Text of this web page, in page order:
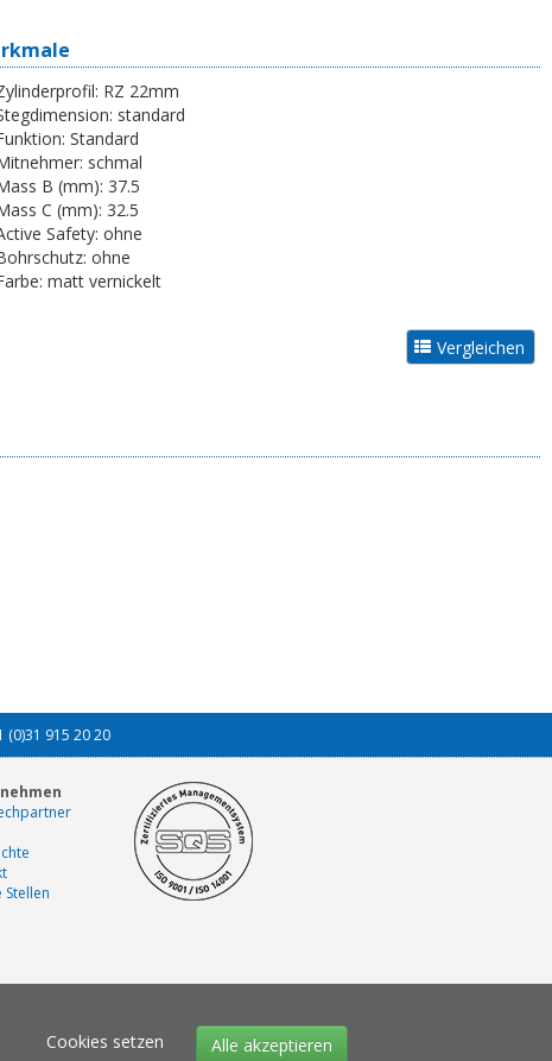
RZ 22mm
standard
Standard
schmal
B (mm): 37.5
C (mm): 32.5
Safety: ohne
ohne
matt vernickelt
915 20 20
Stellen
Cookies setzen Alle akzeptieren